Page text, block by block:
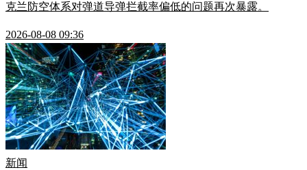
克兰防空体系对弹道导弹拦截率偏低的问题再次暴露。
2026-08-08 09:36
新闻